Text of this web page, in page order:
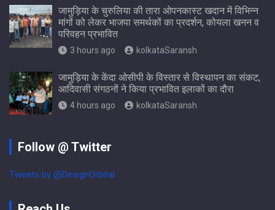
जामुड़िया के चुरुलिया की तारा ओपनकास्ट खदान में विभिन्न
मांगों को लेकर भाजपा समर्थकों का प्रदर्शन, कोयला खनन व
परिवहन प्रभावित
3 hours ago kolkataSaransh
जामुड़िया के केंदा ओसीपी के विस्तार से विस्थापन का संकट,
आदिवासी संगठनों ने किया प्रभावित इलाकों का दौरा
4 hours ago kolkataSaransh
Follow @ Twitter
Tweets by @DesignOrbital